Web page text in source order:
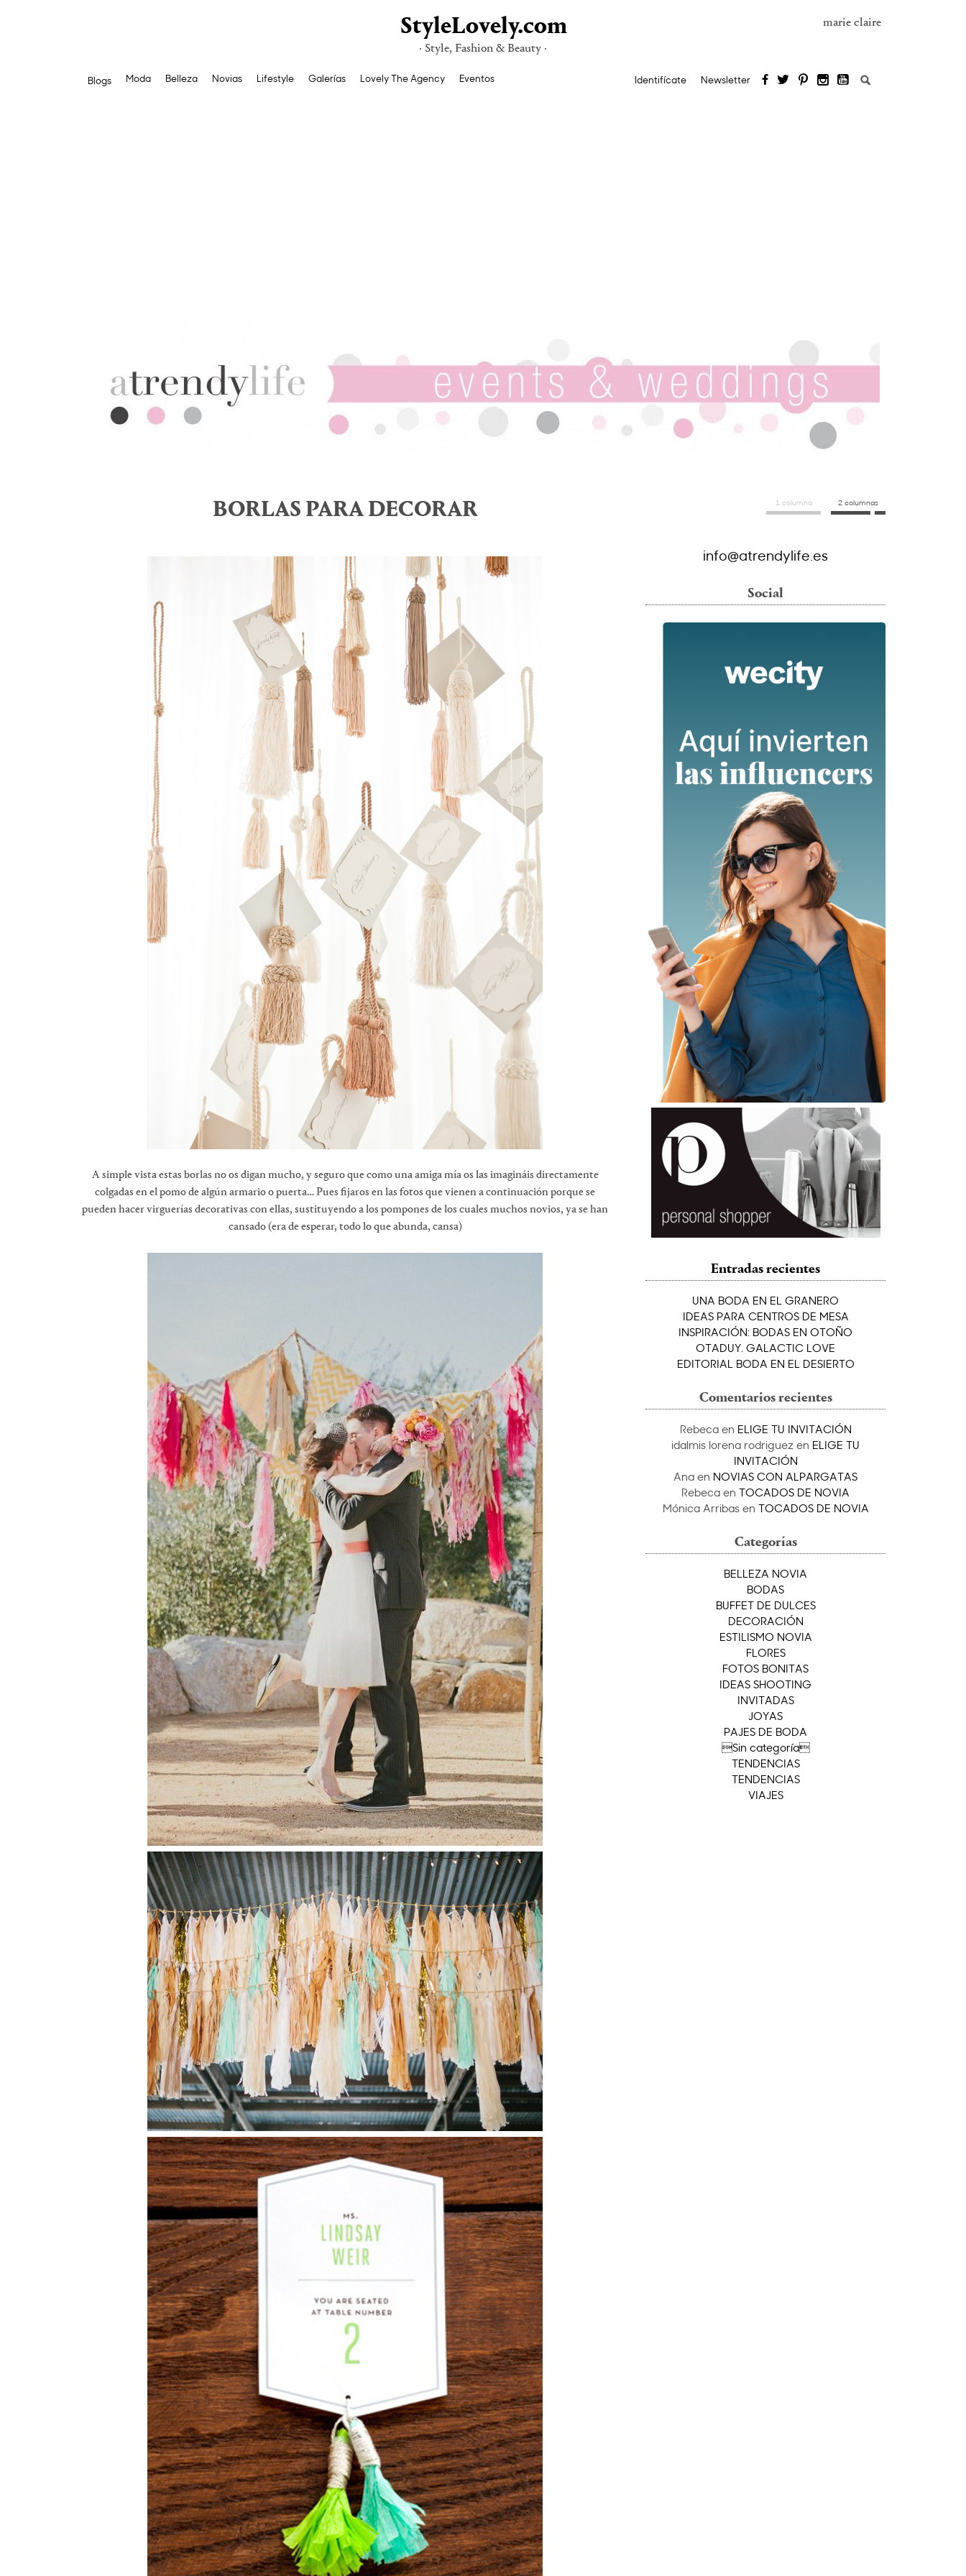
StyleLovely.com
· Style, Fashion & Beauty ·
marie claire
Blogs Moda Belleza Novias Lifestyle Galerías Lovely The Agency Eventos Identifícate Newsletter Buscar:
BORLAS PARA DECORAR
A simple vista estas borlas no os digan mucho, y seguro que como una amiga mía os las imagináis directamente
colgadas en el pomo de algún armario o puerta… Pues fijaros en las fotos que vienen a continuación porque se
pueden hacer virguerías decorativas con ellas, sustituyendo a los pompones de los cuales muchos novios, ya se han
cansado (era de esperar, todo lo que abunda, cansa)
1 columna 2 columnas
info@atrendylife.es
Social
Entradas recientes
UNA BODA EN EL GRANERO
IDEAS PARA CENTROS DE MESA
INSPIRACIÓN: BODAS EN OTOÑO
OTADUY. GALACTIC LOVE
EDITORIAL BODA EN EL DESIERTO
Comentarios recientes
Rebecaen ELIGE TU INVITACIÓN
idalmis lorena rodriguez en ELIGE TU
INVITACIÓN
Ana en NOVIAS CON ALPARGATAS
Rebeca en TOCADOS DE NOVIA
Mónica Arribasen TOCADOS DE NOVIA
Categorías
BELLEZA NOVIA
BODAS
BUFFET DE DULCES
DECORACIÓN
ESTILISMO NOVIA
FLORES
FOTOS BONITAS
IDEAS SHOOTING
INVITADAS
JOYAS
PAJES DE BODA
Sin categoría
TENDENCIAS
TENDENCIAS
VIAJES